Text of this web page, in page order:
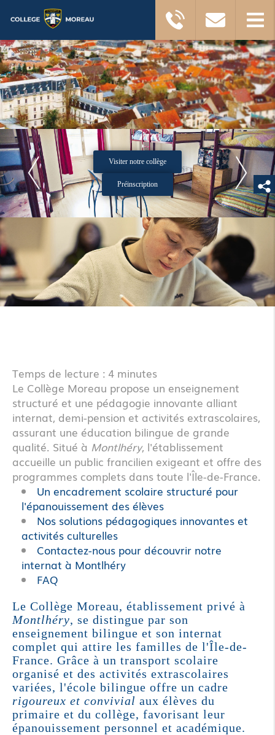
Visiter notre collège
Préinscription
Temps de lecture : 4 minutes
Le Collège Moreau propose un enseignement
structuré et une pédagogie innovante alliant
internat, demi-pension et activités extrascolaires,
assurant une éducation bilingue de grande
qualité. Situé à Montlhéry, l'établissement
accueille un public francilien exigeant et offre des
programmes complets dans toute l'Île-de-France.
Un encadrement scolaire structuré pour
l'épanouissement des élèves
Nos solutions pédagogiques innovantes et
activités culturelles
Contactez-nous pour découvrir notre
internat à Montlhéry
FAQ
Le Collège Moreau, établissement privé à
Montlhéry, se distingue par son
enseignement bilingue et son internat
complet qui attire les familles de l'Île-de-
France. Grâce à un transport scolaire
organisé et des activités extrascolaires
variées, l'école bilingue offre un cadre
rigoureux et convivial aux élèves du
primaire et du collège, favorisant leur
épanouissement personnel et académique.